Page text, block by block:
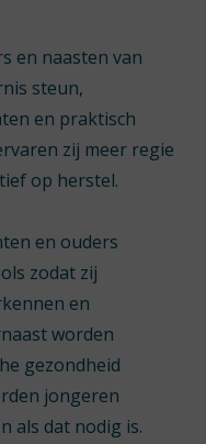
en naasten van
steun,
en praktisch
zij meer regie
op herstel.
en ouders
zodat zij
en
worden
gezondheid
jongeren
als dat nodig is.